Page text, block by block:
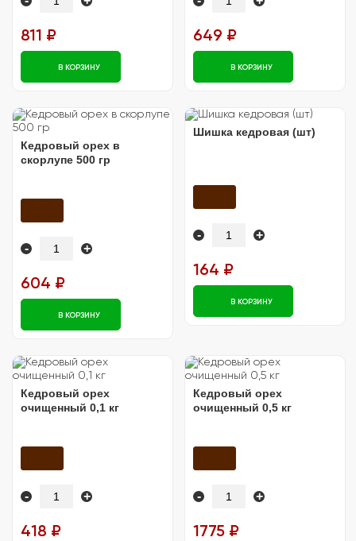
811 ₽
В КОРЗИНУ
649 ₽
В КОРЗИНУ
Кедровый орех в
скорлупе 500 гр
- +
604 ₽
В КОРЗИНУ
Шишка кедровая (шт)
- +
164 ₽
В КОРЗИНУ
Кедровый орех
очищенный 0,1 кг
- +
418 ₽
Кедровый орех
очищенный 0,5 кг
- +
1775 ₽